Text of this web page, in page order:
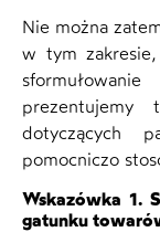
Nie można
w tym
dotyczących
pomocniczo
Wskazówka 1.
gatunku